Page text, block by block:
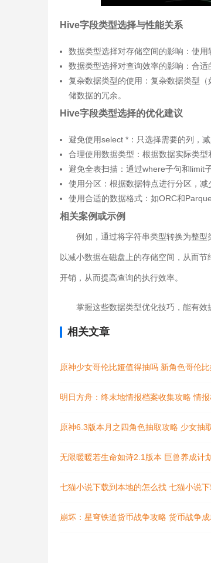
Hive字段类型选择与性能关系
数据类型选择对存储空间的影响：使
数据类型选择对查询效率的影响：合
复杂数据类型的使用：复杂数据类型
储数据的冗余。
Hive字段类型选择的优化建议
避免使用select *：只选择需要的列，
合理使用数据类型：根据数据实际类
避免全表扫描：通过where子句和limit
使用分区：根据数据特点进行分区，减
使用合适的数据格式：如ORC和
相关案例或示例
例如，通过将字符串类型转换为整
以减小数据在磁盘上的存储空间，从而
开销，从而提高查询的执行效率。
掌握这些数据类型优化技巧，能有效
相关文章
原神少女哥伦比娅值得抽吗 新角色哥伦
明日方舟：终末地情报档案收集攻略 情
原神6.3版本月之四角色抽取攻略 少女抽
无限暖暖若生命如诗2.1版本 巨兽养成计
七猫小说下载到本地的怎么找 七猫小说
崩坏：星穹铁道货币战争攻略 货币战争